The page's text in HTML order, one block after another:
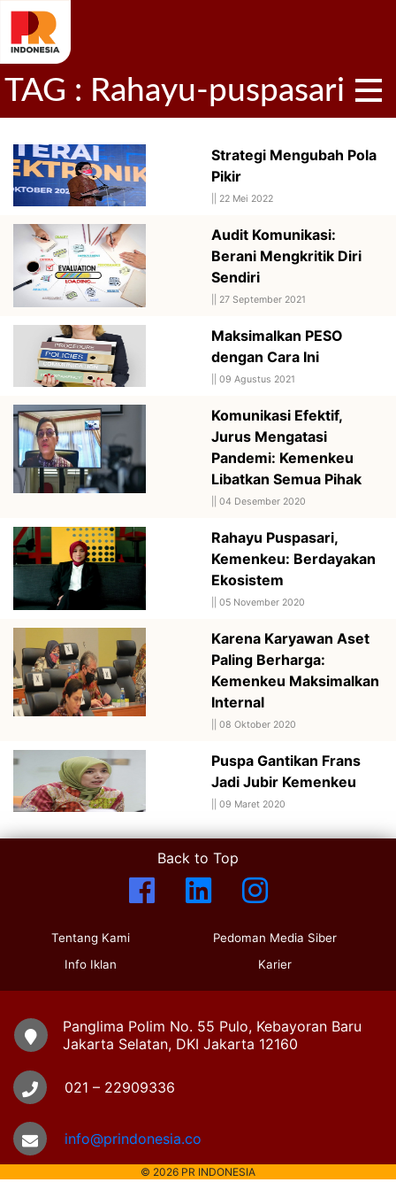
TAG : Rahayu-puspasari
Strategi Mengubah Pola
Pikir
22 Mei 2022
Audit Komunikasi:
Berani Mengkritik Diri
Sendiri
27 September 2021
Maksimalkan PESO
dengan Cara Ini
09 Agustus 2021
Komunikasi Efektif,
Jurus Mengatasi
Pandemi: Kemenkeu
Libatkan Semua Pihak
04 Desember 2020
Rahayu Puspasari,
Kemenkeu: Berdayakan
Ekosistem
05 November 2020
Karena Karyawan Aset
Paling Berharga:
Kemenkeu Maksimalkan
Internal
08 Oktober 2020
Puspa Gantikan Frans
Jadi Jubir Kemenkeu
09 Maret 2020
Back to Top
Tentang Kami
Info Iklan
Pedoman Media Siber
Karier
Panglima Polim No. 55 Pulo, Kebayoran Baru
Jakarta Selatan, DKI Jakarta 12160
021 – 22909336
info@prindonesia.co
© 2026 PR INDONESIA